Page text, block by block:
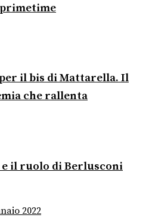
il bis di Mattarella. Il
che rallenta
il ruolo di Berlusconi
2022